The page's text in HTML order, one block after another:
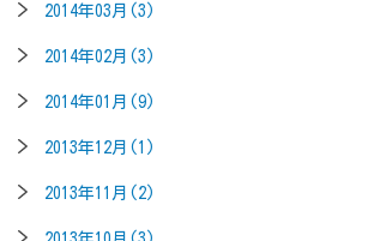
2014年03月(3)
2014年02月(3)
2014年01月(9)
2013年12月(1)
2013年11月(2)